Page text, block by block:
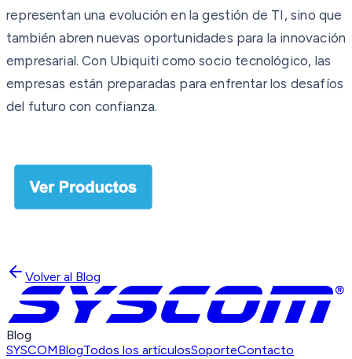
representan una evolución en la gestión de TI, sino que
también abren nuevas oportunidades para la innovación
empresarial. Con Ubiquiti como socio tecnológico, las
empresas están preparadas para enfrentar los desafíos
del futuro con confianza.
Volver al Blog
Blog
SYSCOMBlogTodos los artículosSoporteContacto